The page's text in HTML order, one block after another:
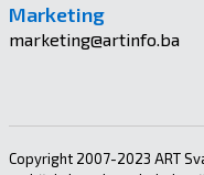
Marketing
marketing@artinfo.ba
Copyright 2007-2023 ART